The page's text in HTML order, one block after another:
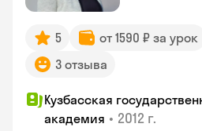
5 от 1590 ₽ за урок
3 отзыва
Кузбасская
академия • 2012 г.